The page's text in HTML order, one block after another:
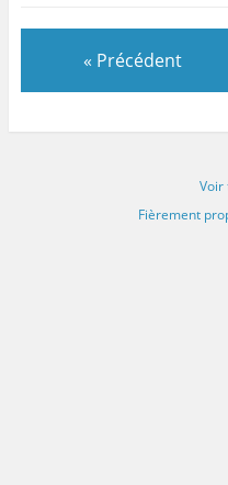
« Précédent
Voir
Fièrement